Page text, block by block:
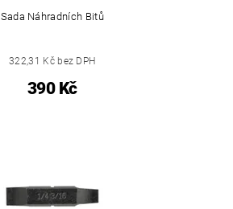
Sada Náhradních Bitů
322,31 Kč bez DPH
390 Kč